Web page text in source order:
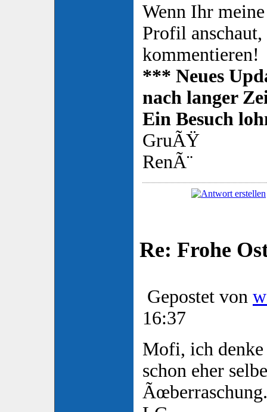
Wenn Ihr
Profil
kommentieren!
*** Neues
nach langer
Ein Besuch
GruÃŸ
RenÃ¨
Re: Frohe
Gepostet von
16:37
Mofi, ich denke
schon eher